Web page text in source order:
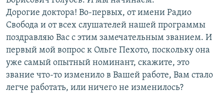
Дорогие доктора! Во-первых, от имени Радио
Свобода и от всех слушателей нашей программы
поздравляю Вас с этим замечательным званием. И
первый мой вопрос к Ольге Пехото, поскольку она
уже самый опытный номинант, скажите, это
звание что-то изменило в Вашей работе, Вам стало
легче работать, или ничего не изменилось?